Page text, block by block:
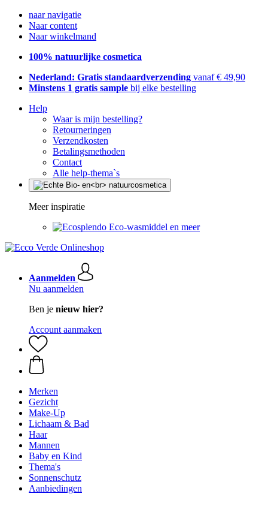
naar navigatie
Naar content
Naar winkelmand
100% natuurlijke cosmetica
Nederland: Gratis standaardverzending vanaf € 49,90
Minstens 1 gratis sample bij elke bestelling
Help
Waar is mijn bestelling?
Retourneringen
Verzendkosten
Betalingsmethoden
Contact
Alle help-thema`s
Meer inspiratie
Eco-wasmiddel en meer
Aanmelden
Nu aanmelden
Ben je nieuw hier?
Account aanmaken
Merken
Gezicht
Make-Up
Lichaam & Bad
Haar
Mannen
Baby en Kind
Thema's
Sonnenschutz
Aanbiedingen